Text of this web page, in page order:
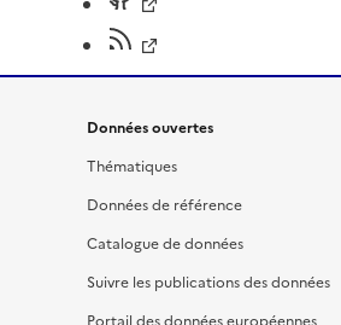
Données ouvertes
Thématiques
Données de référence
Catalogue de données
Suivre les publications des données